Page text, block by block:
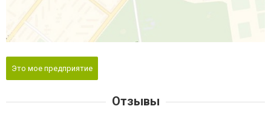
Это мое предприятие
Отзывы